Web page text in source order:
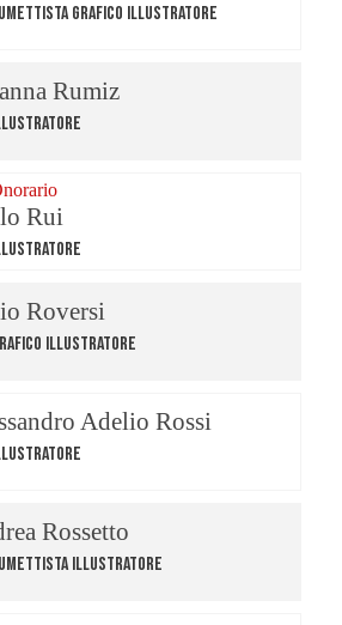
Grafico Illustratore
Rumiz
Rui
Roversi
Illustratore
Adelio Rossi
Rossetto
Illustratore